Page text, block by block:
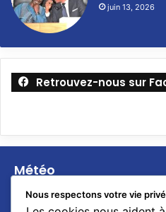
juin 13, 2026
Retrouvez-nous sur
Météo
Nous respectons votre vie